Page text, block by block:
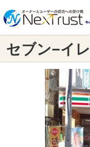
セブン−イ